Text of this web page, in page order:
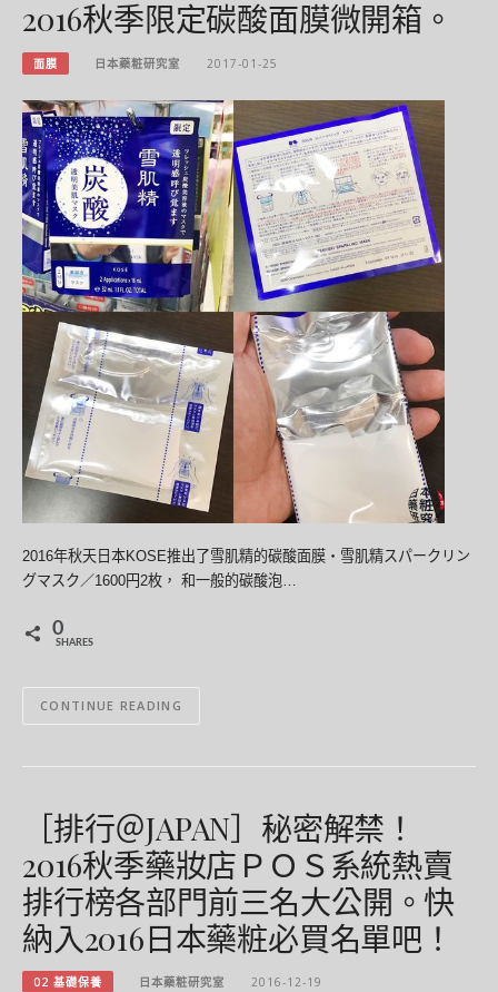
2016秋季限定碳酸面膜微開箱。
面膜 日本藥粧研究室 2017-01-25
2016年秋天日本KOSE推出了雪肌精的碳酸面膜・雪肌精スパークリン
グマスク／1600円2枚， 和一般的碳酸泡…
0
SHARES
CONTINUE READING
［排行＠JAPAN］秘密解禁！
2016秋季藥妝店ＰＯＳ系統熱賣
排行榜各部門前三名大公開。快
納入2016日本藥粧必買名單吧！
02 基礎保養 日本藥粧研究室 2016-12-19